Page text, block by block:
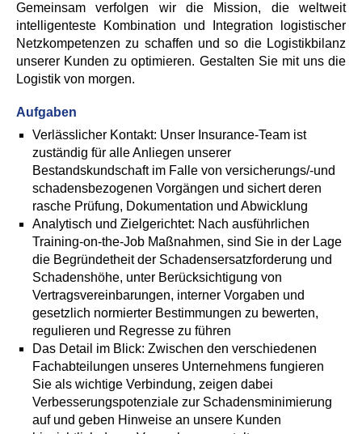
Gemeinsam verfolgen wir die Mission, die weltweit
intelligenteste Kombination und Integration logistischer
Netzkompetenzen zu schaffen und so die Logistikbilanz
unserer Kunden zu optimieren. Gestalten Sie mit uns die
Logistik von morgen.
Aufgaben
Verlässlicher Kontakt: Unser Insurance-Team ist
zuständig für alle Anliegen unserer
Bestandskundschaft im Falle von versicherungs/-und
schadensbezogenen Vorgängen und sichert deren
rasche Prüfung, Dokumentation und Abwicklung
Analytisch und Zielgerichtet: Nach ausführlichen
Training-on-the-Job Maßnahmen, sind Sie in der Lage
die Begründetheit der Schadensersatzforderung und
Schadenshöhe, unter Berücksichtigung von
Vertragsvereinbarungen, interner Vorgaben und
gesetzlich normierter Bestimmungen zu bewerten,
regulieren und Regresse zu führen
Das Detail im Blick: Zwischen den verschiedenen
Fachabteilungen unseres Unternehmens fungieren
Sie als wichtige Verbindung, zeigen dabei
Verbesserungspotenziale zur Schadensminimierung
auf und geben Hinweise an unsere Kunden